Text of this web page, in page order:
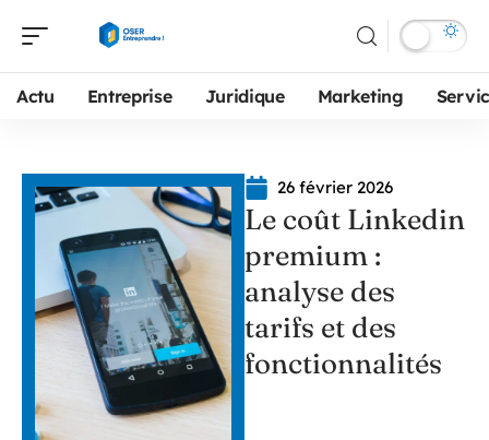
Actu Entreprise Juridique Marketing
26 février 2026
Le coût Linkedin
premium :
analyse des
tarifs et des
fonctionnalités